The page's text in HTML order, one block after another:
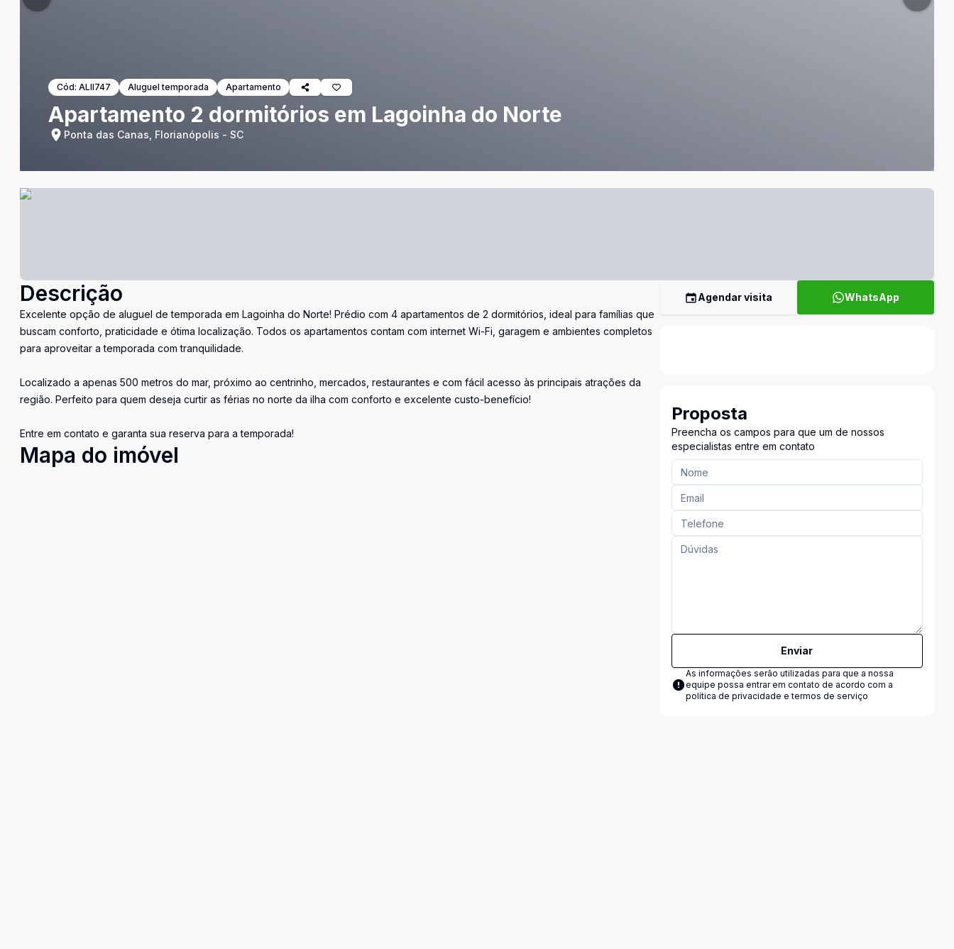
Cód: ALII747 Aluguel temporada Apartamento
Apartamento 2 dormitórios em Lagoinha do Norte
Ponta das Canas, Florianópolis - SC
Descrição
Excelente opção de aluguel de temporada em Lagoinha do Norte! Prédio com 4 apartamentos de 2 dormitórios, ideal para famílias que
buscam conforto, praticidade e ótima localização. Todos os apartamentos contam com internet Wi-Fi, garagem e ambientes completos
para aproveitar a temporada com tranquilidade.
Localizado a apenas 500 metros do mar, próximo ao centrinho, mercados, restaurantes e com fácil acesso às principais atrações da
região. Perfeito para quem deseja curtir as férias no norte da ilha com conforto e excelente custo-benefício!
Entre em contato e garanta sua reserva para a temporada!
Mapa do imóvel
Agendar visita WhatsApp
Proposta
Preencha os campos para que um de nossos
especialistas entre em contato
Enviar
As informações serão utilizadas para que a nossa
equipe possa entrar em contato de acordo com a
política de privacidade e termos de serviço